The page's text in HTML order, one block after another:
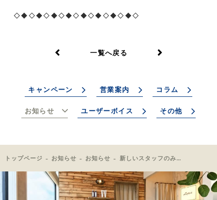
◇◆◇◆◇◆◇◆◇◆◇◆◇◆◇◆◇
一覧へ戻る
キャンペーン 営業案内 コラム
お知らせ ユーザーボイス その他
トップページ お知らせ お知らせ 新しいスタッフのみどりさん紹介！！